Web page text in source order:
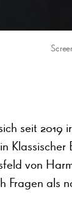
seit 2019
von
Fragen als